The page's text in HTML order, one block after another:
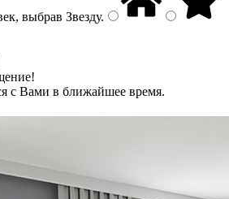
выбрав Звезду.
с Вами в ближайшее время.